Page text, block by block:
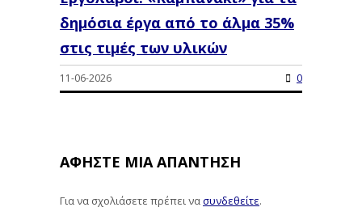
δημόσια έργα από το άλμα 35%
στις τιμές των υλικών
11-06-2026 0
ΑΦΉΣΤΕ ΜΙΑ ΑΠΆΝΤΗΣΗ
Για να σχολιάσετε πρέπει νασυνδεθείτε.